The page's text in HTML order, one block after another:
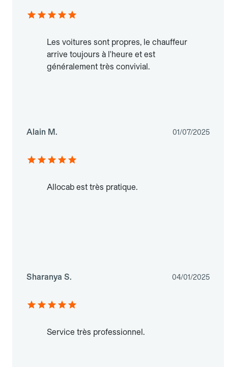
Les voitures sont propres, le chauffeur
arrive toujours à l'heure et est
généralement très convivial.
Alain M. 01/07/2025
Allocab est très pratique.
Sharanya S. 04/01/2025
Service très professionnel.